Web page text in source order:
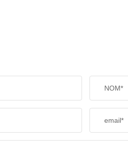
NOM*
email*